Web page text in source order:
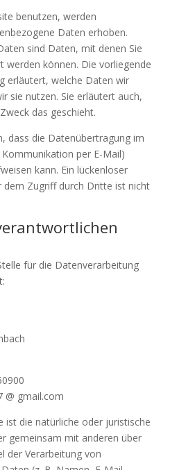
benutzen, werden
Daten erhoben.
sind Daten, mit denen Sie
werden können. Die vorliegende
erläutert, welche Daten wir
sie nutzen. Sie erläutert auch,
das geschieht.
dass die Datenübertragung im
per E-Mail)
kann. Ein lückenloser
dem Zugriff durch Dritte ist nicht
für die Datenverarbeitung
@ gmail.com
ist die natürliche oder juristische
gemeinsam mit anderen über
der Verarbeitung von